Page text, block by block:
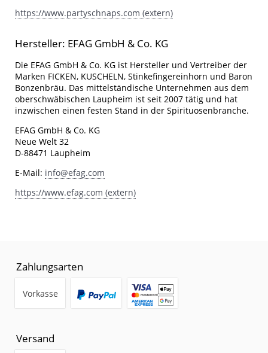
https://www.partyschnaps.com (extern)
Hersteller: EFAG GmbH & Co. KG
Die EFAG GmbH & Co. KG ist Hersteller und Vertreiber der
Marken FICKEN, KUSCHELN, Stinkefingereinhorn und Baron
Bonzenbräu. Das mittelständische Unternehmen aus dem
oberschwäbischen Laupheim ist seit 2007 tätig und hat
inzwischen einen festen Stand in der Spirituosenbranche.
EFAG GmbH & Co. KG
Neue Welt 32
D-88471 Laupheim
E-Mail: info@efag.com
https://www.efag.com (extern)
Zahlungsarten
Vorkasse
Versand